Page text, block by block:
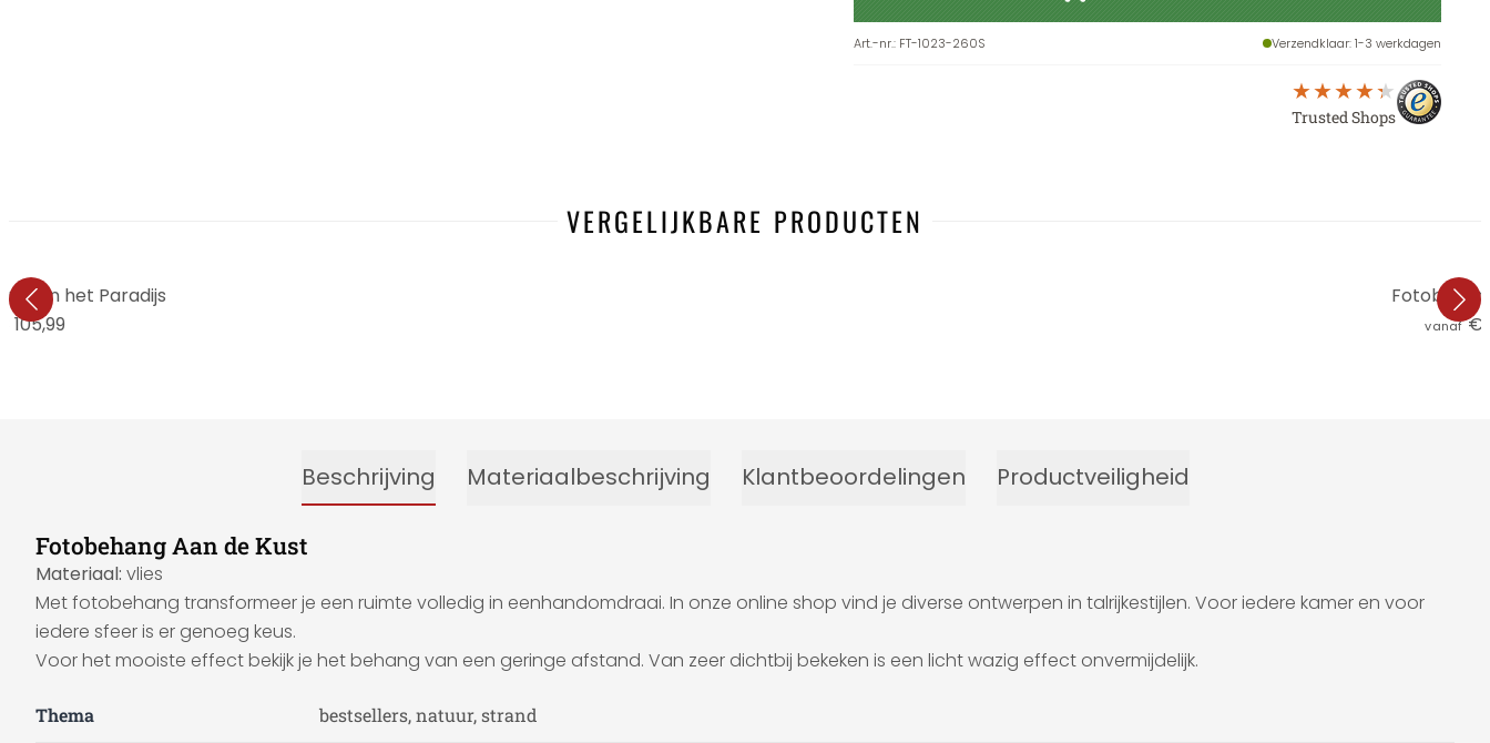
Art.-nr.: FT-1023-260S Verzendklaar: 1-3 werkdagen
Trusted Shops
VERGELIJKBARE PRODUCTEN
in het Paradijs
105,99
vanaf €
Beschrijving Materiaalbeschrijving Klantbeoordelingen Productveiligheid
Fotobehang Aan de Kust
Materiaal: vlies
Met fotobehang transformeer je een ruimte volledig in eenhandomdraai. In onze online shop vind je diverse ontwerpen in talrijkestijlen. Voor iedere kamer en voor
iedere sfeer is er genoeg keus.
Voor het mooiste effect bekijk je het behang van een geringe afstand. Van zeer dichtbij bekeken is een licht wazig effect onvermijdelijk.
Thema bestsellers, natuur, strand